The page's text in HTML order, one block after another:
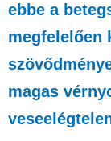
ebbe a
megfelelően
magas